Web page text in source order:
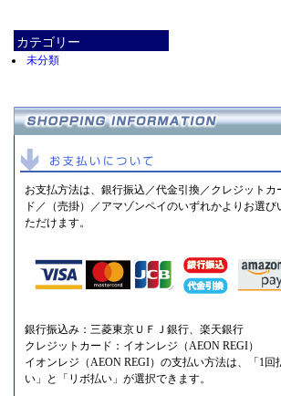
カテゴリー
未分類
お支払方法は、銀行振込／代金引換／クレジットカ
ド／（売掛）／アマゾンペイのいずれかよりお選び
ただけます。
銀行振込み：三菱東京ＵＦＪ銀行、楽天銀行
クレジットカード：イオンレジ（AEON REGI）
イオンレジ（AEON REGI）の支払い方法は、「1回
い」と「リボ払い」が選択できます。